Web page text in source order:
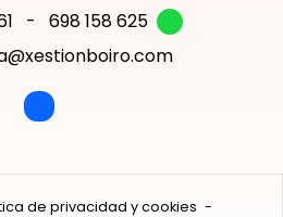
-
698 158 625
de privacidad y cookies -